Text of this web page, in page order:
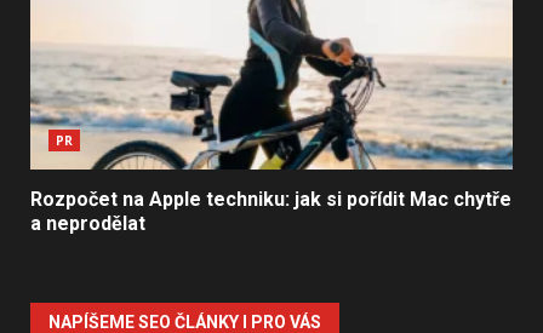
PR
Rozpočet na Apple techniku: jak si pořídit Mac chytře
a neprodělat
NAPÍŠEME SEO ČLÁNKY I PRO VÁS